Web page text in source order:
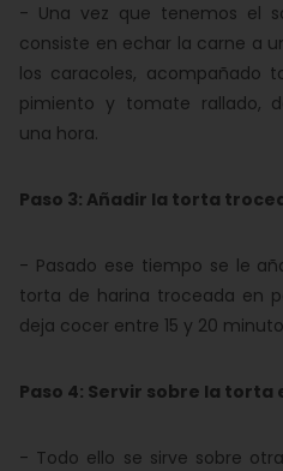
- Una vez que tenemos el
consiste en echar la carne a
los caracoles, acompañado
pimiento y tomate rallado,
una hora.
Paso 3: Añadir la torta
- Pasado ese tiempo se le
torta de harina troceada en
deja cocer entre 15 y 20
Paso 4: Servir sobre la torta
- Todo ello se sirve sobre